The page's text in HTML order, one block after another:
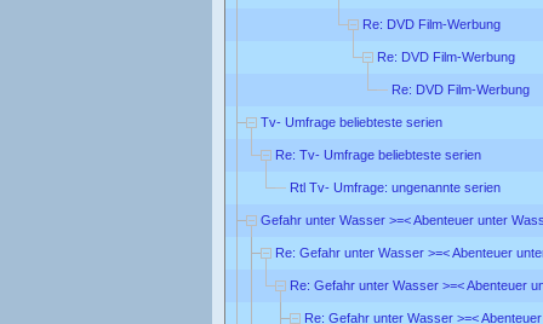
Re: DVD Film-Werbung
Re: DVD Film-Werbung
Re: DVD Film-Werbung
Tv- Umfrage beliebteste serien
Re: Tv- Umfrage beliebteste serien
Rtl Tv- Umfrage: ungenannte serien
Gefahr unter Wasser >=< Abenteuer unter
Re: Gefahr unter Wasser >=< Abenteuer
Re: Gefahr unter Wasser >=< Abenteuer
Re: Gefahr unter Wasser >=<